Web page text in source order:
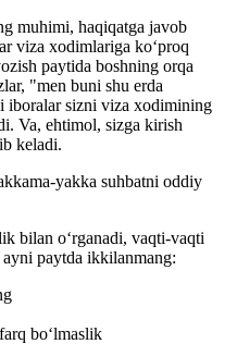
muhimi, haqiqatga javob
viza xodimlariga ko‘proq
paytida boshning orqa
"men buni shu erda
iboralar sizni viza xodimining
Va, ehtimol, sizga kirish
keladi.
yakka suhbatni oddiy
bilan o‘rganadi, vaqti-vaqti
paytda ikkilanmang:
bo‘lmaslik